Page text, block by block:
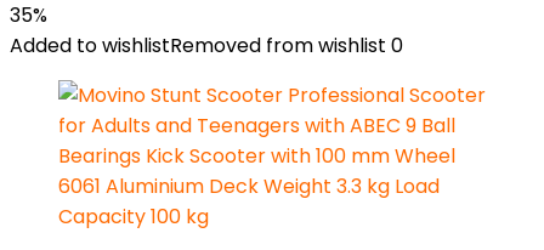
35%
Added to wishlistRemoved from wishlist 0